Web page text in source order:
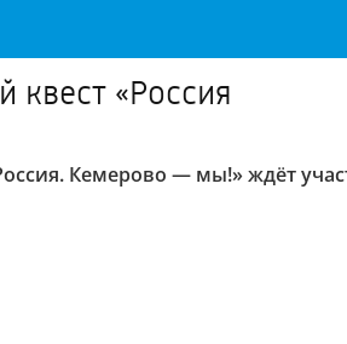
квест «Россия
Кемерово — мы!» ждёт